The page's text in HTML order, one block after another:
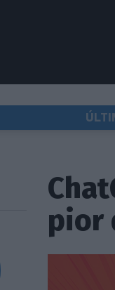
pior